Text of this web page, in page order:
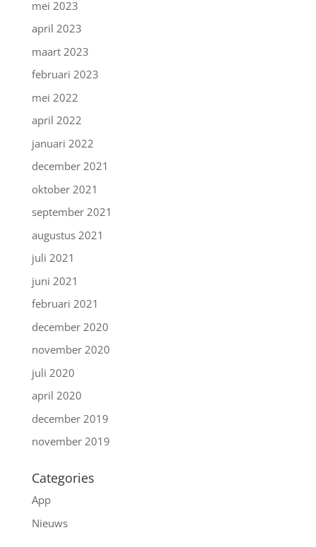
mei 2023
april 2023
maart 2023
februari 2023
mei 2022
april 2022
januari 2022
december 2021
oktober 2021
september 2021
augustus 2021
juli 2021
juni 2021
februari 2021
december 2020
november 2020
juli 2020
april 2020
december 2019
november 2019
Categories
App
Nieuws